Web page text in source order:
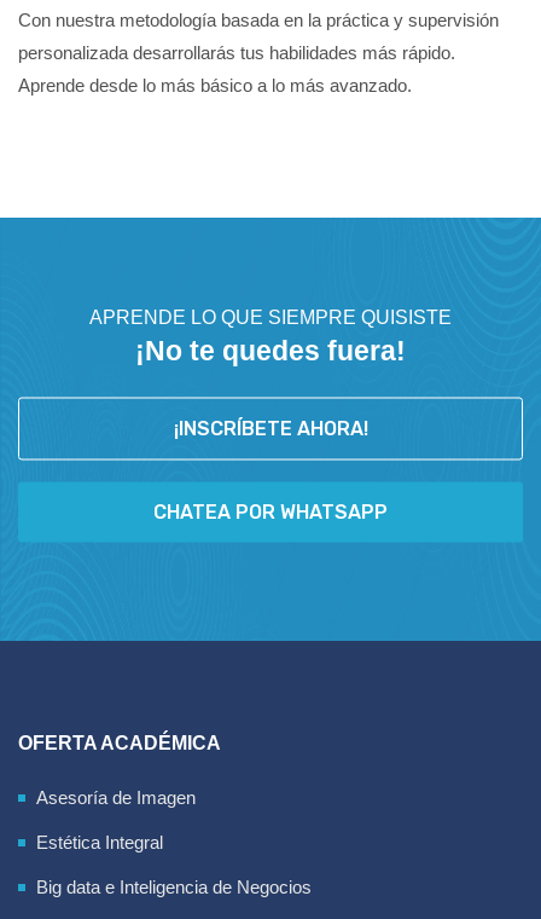
Con nuestra metodología basada en la práctica y supervisión
personalizada desarrollarás tus habilidades más rápido.
Aprende desde lo más básico a lo más avanzado.
APRENDE LO QUE SIEMPRE QUISISTE
¡No te quedes fuera!
¡INSCRÍBETE AHORA!
CHATEA POR WHATSAPP
OFERTA ACADÉMICA
Asesoría de Imagen
Estética Integral
Big data e Inteligencia de Negocios